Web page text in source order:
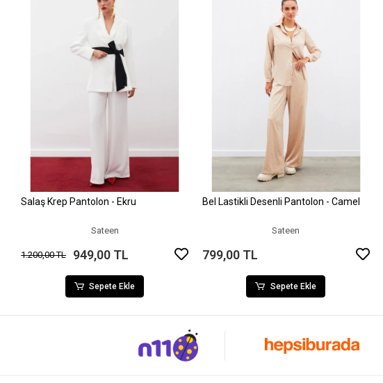
Sepete Ekle
Salaş Krep Pantolon - Ekru
Sateen
1.200,00 TL 949,00 TL
Sepete Ekle
Sepete Ekle
Bel Lastikli Desenli Pantolon - Camel
Sateen
799,00 TL
Sepete Ekle